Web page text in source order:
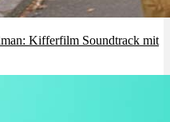
Kifferfilm Soundtrack mit